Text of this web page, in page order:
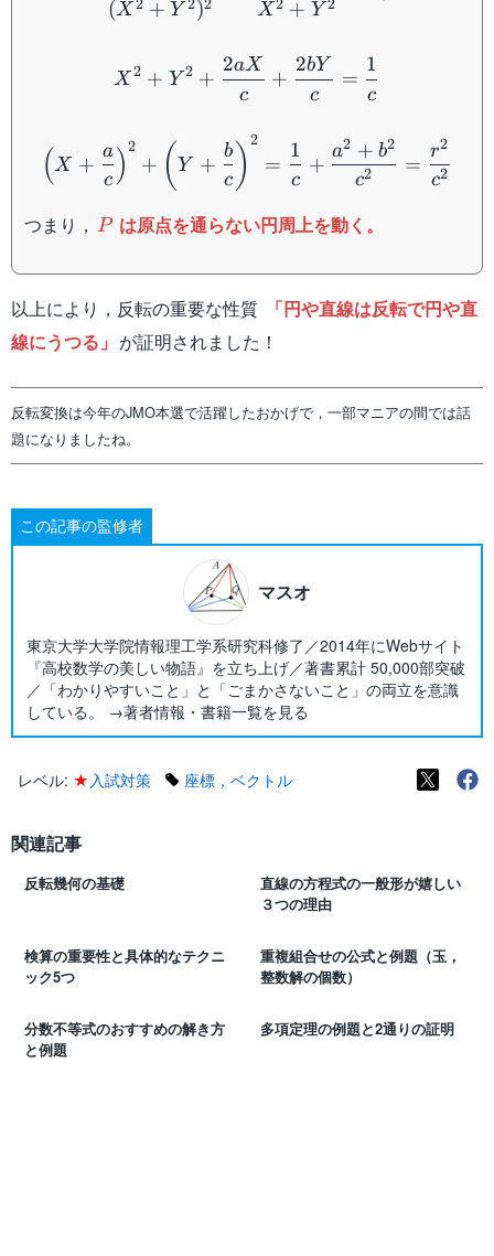
(X2 + Y 2)2 X2 + Y 2
X 2 + Y 2 +
c
2aX
+
c
2bY
=
c
1
(X +
c
a )2
+ (Y +
c
b ) 2
=
c
1
+
c2
a2 + b2
=
c2
r2
つまり， P
Pは原点を通らない円周上を動く。
以上により，反転の重要な性質
「円や直線は反転で円や直
線にうつる」 が証明されました！
反転変換は今年のJMO本選で活躍したおかげで，一部マニアの間では話
題になりましたね。
この記事の監修者
マスオ
東京大学大学院情報理工学系研究科修了／2014年にWebサイト
『高校数学の美しい物語』を立ち上げ／著書累計 50,000部突破
／「わかりやすいこと」と「ごまかさないこと」の両立を意識
している。 →著者情報・書籍一覧を見る
レベル: ★ 入試対策 座標，ベクトル
関連記事
反転幾何の基礎
直線の方程式の一般形が嬉しい
３つの理由
検算の重要性と具体的なテクニ
ック5つ
重複組合せの公式と例題（玉，
整数解の個数）
分数不等式のおすすめの解き方
と例題
多項定理の例題と2通りの証明